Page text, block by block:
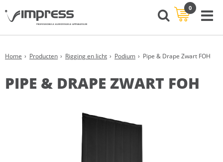
0
Home Producten Rigging en licht Podium Pipe & Drape Zwart FOH
PIPE & DRAPE ZWART FOH